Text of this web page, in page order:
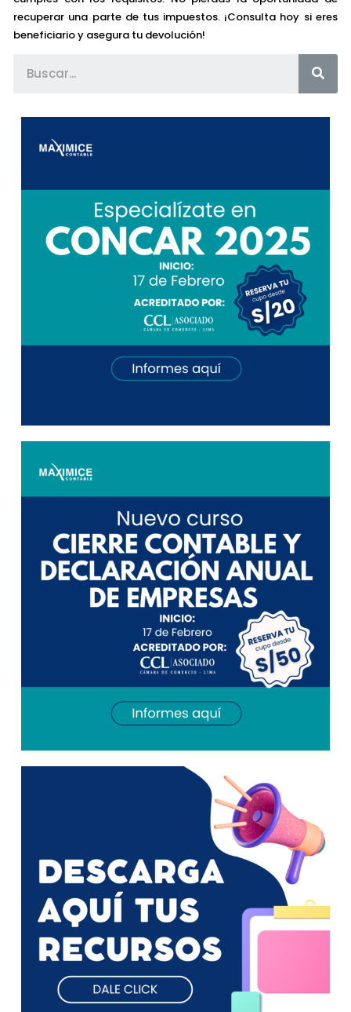
recuperar una parte de tus impuestos. ¡Consulta hoy si eres
beneficiario y asegura tu devolución!